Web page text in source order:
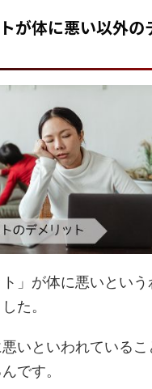
が体に悪い以外の
ト」が体に悪いとい
た。
いといわれているこ
です。